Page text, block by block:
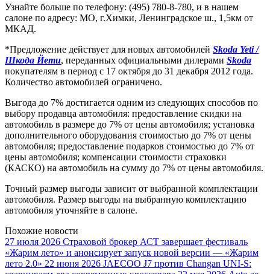
Узнайте больше по телефону: (495) 780-8-780, и в нашем
салоне по адресу: МО, г.Химки, Ленинградское ш., 1,5км от
МКАД.
*Предложение действует для новых автомобилей Skoda Yeti /
Шкода Йети, переданных официальными дилерами Skoda
покупателям в период с 17 октября до 31 декабря 2012 года.
Количество автомобилей ограничено.
Выгода до 7% достигается одним из следующих способов по
выбору продавца автомобиля: предоставление скидки на
автомобиль в размере до 7% от цены автомобиля; установка
дополнительного оборудования стоимостью до 7% от цены
автомобиля; предоставление подарков стоимостью до 7% от
цены автомобиля; компенсации стоимости страховки
(КАСКО) на автомобиль на сумму до 7% от цены автомобиля.
Точный размер выгоды зависит от выбранной комплектации
автомобиля. Размер выгоды на выбранную комплектацию
автомобиля уточняйте в салоне.
Похожие новости
27 июля 2026 Страховой брокер АСТ завершает фестиваль
«Жарим лето» и анонсирует запуск новой версии — «Жарим
лето 2.0» 22 июня 2026 JAECOO J7 против Changan UNI-S: